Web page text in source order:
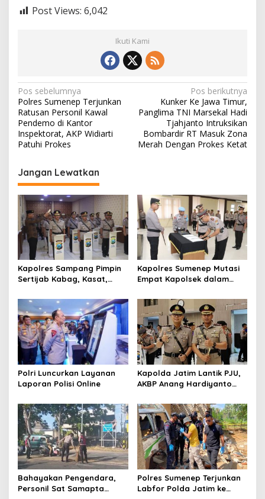
Post Views: 6,042
Ikuti Kami
N
a
v
i
a
s
i
p
o
s
Pos sebelumnya
Polres Sumenep Terjunkan
Ratusan Personil Kawal
Pendemo di Kantor
Inspektorat, AKP Widiarti
Patuhi Prokes
Pos berikutnya
Kunker Ke Jawa Timur,
Panglima TNI Marsekal Hadi
Tjahjanto Intruksikan
Bombardir RT Masuk Zona
Merah Dengan Prokes Ketat
Jangan Lewatkan
Kapolres Sampang Pimpin
Sertijab Kabag, Kasat,
Kapolres Sumenep Mutasi
Empat Kapolsek dalam
Polri Luncurkan Layanan
Laporan Polisi Online
Kapolda Jatim Lantik PJU,
AKBP Anang Hardiyanto
Bahayakan Pengendara,
Personil Sat Samapta
Polres Sumenep Terjunkan
Labfor Polda Jatim ke